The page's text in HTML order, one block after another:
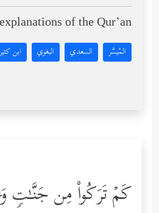
of the Qur’an:
المُيسَّر السعدي البغوي ابن كثير
كَمۡ تَرَكُواْ مِن جَنَّـٰتࣲ